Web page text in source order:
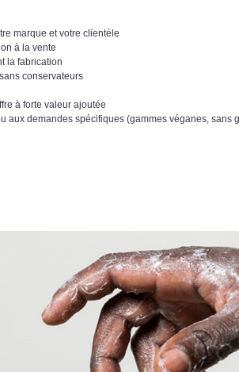
marque et votre clientèle
à la vente
la fabrication
conservateurs
à forte valeur ajoutée
aux demandes spécifiques (gammes véganes, sans